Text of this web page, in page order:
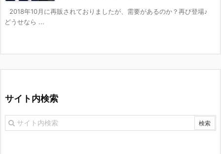
2018年10月に再販されておりましたが、需要があるのか？再び登場♪
どうせなら ...
サイト内検索